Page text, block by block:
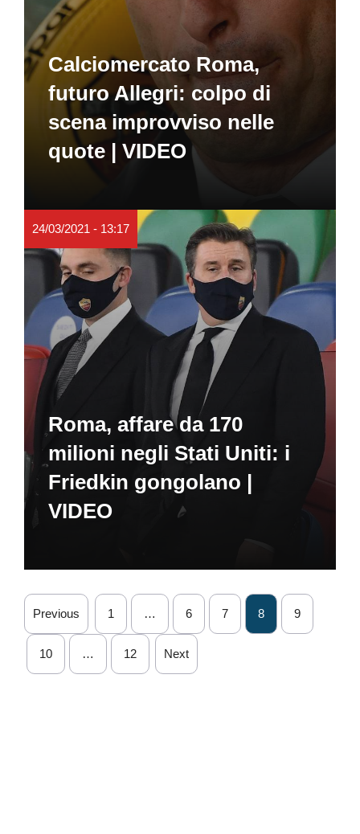
Calciomercato Roma,
futuro Allegri: colpo di
scena improvviso nelle
quote | VIDEO
24/03/2021 - 13:17
Roma, affare da 170
milioni negli Stati Uniti: i
Friedkin gongolano |
VIDEO
Previous 1 … 6 7 8 9
10 … 12 Next